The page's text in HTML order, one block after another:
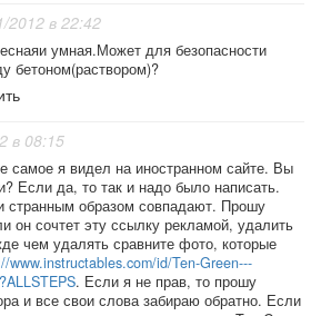
2012 в 22:42
умная.Может для безопасности
бетоном(раствором)?
в 08:15
самое я видел на иностранном сайте. Вы
Если да, то так и надо было написать.
странным образом совпадают. Прошу
он сочтет эту ссылку рекламой, удалить
чем удалять сравните фото, которые
www.instructables.com/id/Ten-Green---
. Если я не прав, то прошу
и все свои слова забираю обратно. Если